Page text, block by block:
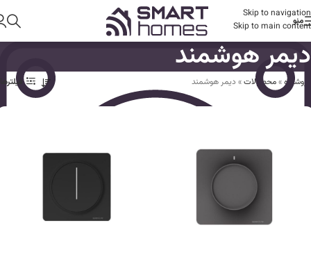
Skip to navigation
Skip to main content
منو
دیمر هوشمند
فروشگاه»محصولات» دیمر هوشمند فیلترها